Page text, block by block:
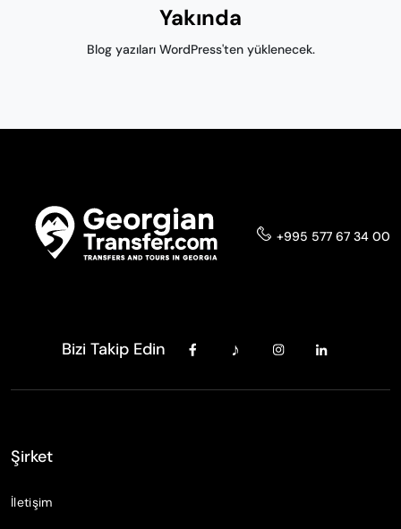
Yakında
Blog yazıları WordPress'ten yüklenecek.
+995 577 67 34 00
Bizi Takip Edin
Şirket
İletişim